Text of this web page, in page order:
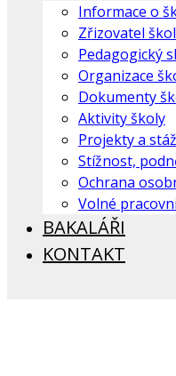
Informace o
Zřizovatel
Pedagogický
Organizace
Dokumenty
Aktivity školy
Projekty a
Stížnost,
Ochrana
Volné
BAKALÁŘI
KONTAKT